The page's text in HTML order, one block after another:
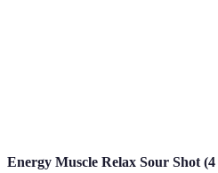
Energy Muscle Relax Sour Shot